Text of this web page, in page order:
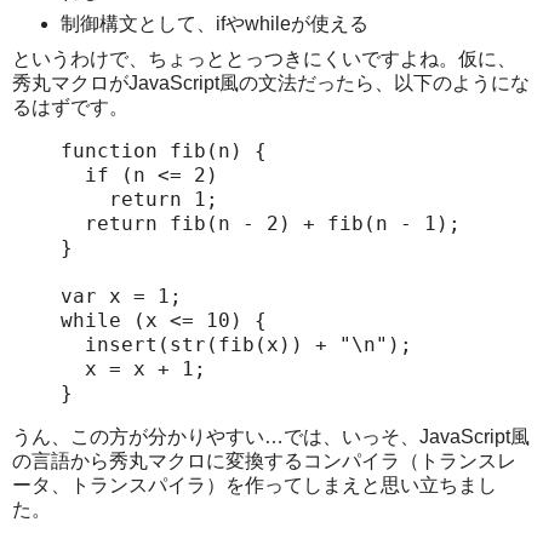
制御構文として、ifやwhileが使える
というわけで、ちょっととっつきにくいですよね。仮に、
秀丸マクロがJavaScript風の文法だったら、以下のようにな
るはずです。
function fib(n) {
  if (n <= 2)
    return 1;
  return fib(n - 2) + fib(n - 1);
}
var x = 1;
while (x <= 10) {
  insert(str(fib(x)) + "\n");
  x = x + 1;
}
うん、この方が分かりやすい…では、いっそ、JavaScript風
の言語から秀丸マクロに変換するコンパイラ（トランスレ
ータ、トランスパイラ）を作ってしまえと思い立ちまし
た。